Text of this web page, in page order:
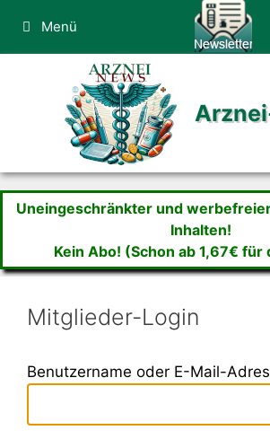
Inhalt
springen
Menü
Uneingeschränkter und
Inhalten!
Kein Abo! (Schon ab 1,67€ für
Mitglieder-Login
Benutzername oder E-Mail-